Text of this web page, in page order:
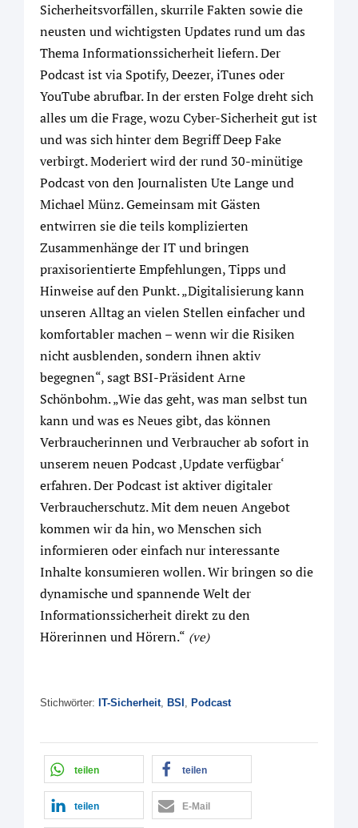
Sicherheitsvorfällen, skurrile Fakten sowie die
neusten und wichtigsten Updates rund um das
Thema Informationssicherheit liefern. Der
Podcast ist via Spotify, Deezer, iTunes oder
YouTube abrufbar. In der ersten Folge dreht sich
alles um die Frage, wozu Cyber-Sicherheit gut ist
und was sich hinter dem Begriff Deep Fake
verbirgt. Moderiert wird der rund 30-minütige
Podcast von den Journalisten Ute Lange und
Michael Münz. Gemeinsam mit Gästen
entwirren sie die teils komplizierten
Zusammenhänge der IT und bringen
praxisorientierte Empfehlungen, Tipps und
Hinweise auf den Punkt. „Digitalisierung kann
unseren Alltag an vielen Stellen einfacher und
komfortabler machen – wenn wir die Risiken
nicht ausblenden, sondern ihnen aktiv
begegnen“, sagt BSI-Präsident Arne
Schönbohm. „Wie das geht, was man selbst tun
kann und was es Neues gibt, das können
Verbraucherinnen und Verbraucher ab sofort in
unserem neuen Podcast ‚Update verfügbar‘
erfahren. Der Podcast ist aktiver digitaler
Verbraucherschutz. Mit dem neuen Angebot
kommen wir da hin, wo Menschen sich
informieren oder einfach nur interessante
Inhalte konsumieren wollen. Wir bringen so die
dynamische und spannende Welt der
Informationssicherheit direkt zu den
Hörerinnen und Hörern.“ (ve)
Stichwörter: IT-Sicherheit, BSI , Podcast
teilen teilen
teilen E-Mail